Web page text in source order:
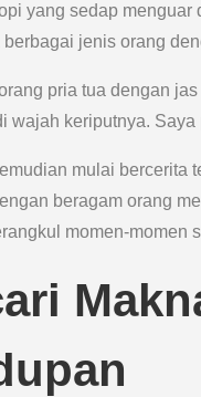
yang sedap
jenis orang
pria tua dengan
wajah keriputnya.
mulai bercerita
beragam orang
momen-momen